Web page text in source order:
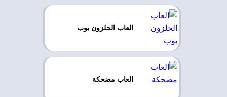
العاب الحلزون بوب
العاب مضحكة